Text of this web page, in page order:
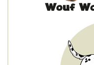
Wouf